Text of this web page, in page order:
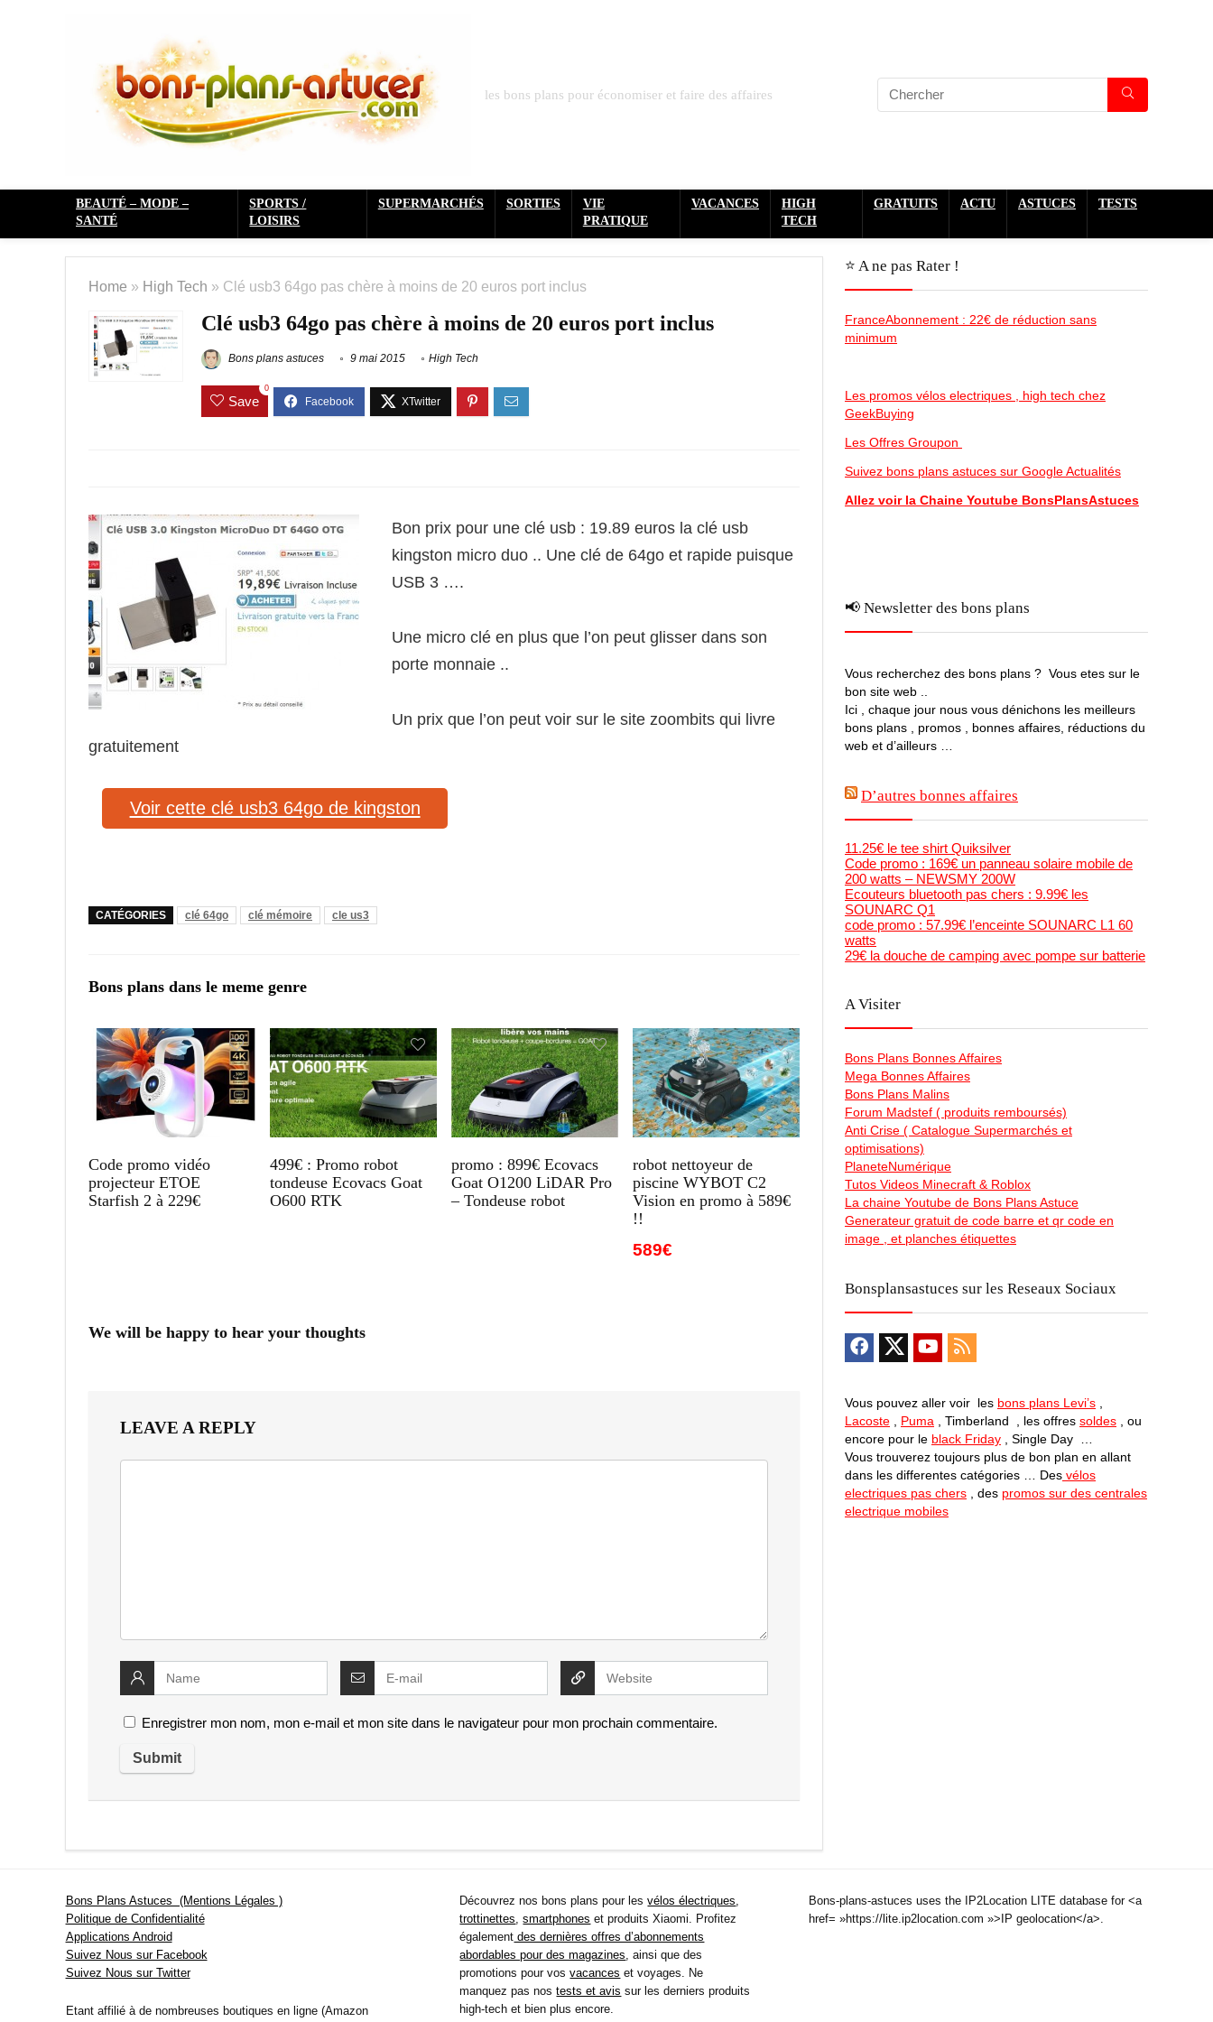
les bons plans pour économiser et faire des affaires
BEAUTÉ – MODE –
SANTÉ
SPORTS /
LOISIRS
SUPERMARCHÉS SORTIES
VIE
PRATIQUE
VACANCES
HIGH
TECH
GRATUITS ACTU ASTUCES TESTS
Home » High Tech » Clé usb3 64go pas chère à moins de 20 euros port inclus
Clé usb3 64go pas chère à moins de 20 euros port inclus
Bons plans astuces 9 mai 2015 High Tech
Save
0
Bon prix pour une clé usb : 19.89 euros la clé usb
kingston micro duo .. Une clé de 64go et rapide puisque
USB 3 ….
Une micro clé en plus que l’on peut glisser dans son
porte monnaie ..
Un prix que l’on peut voir sur le site zoombits qui livre
gratuitement
Voir cette clé usb3 64go de kingston
CATÉGORIES clé 64go clé mémoire cle us3
Bons plans dans le meme genre
Code promo vidéo
projecteur ETOE
Starfish 2 à 229€
499€ : Promo robot
tondeuse Ecovacs Goat
O600 RTK
promo : 899€ Ecovacs
Goat O1200 LiDAR Pro
– Tondeuse robot
robot nettoyeur de
piscine WYBOT C2
Vision en promo à 589€
!!
589€
We will be happy to hear your thoughts
LEAVE A REPLY
Enregistrer mon nom, mon e-mail et mon site dans le navigateur pour mon prochain commentaire.
⭐️ A ne pas Rater !
FranceAbonnement : 22€ de réduction sans
minimum
Les promos vélos electriques , high tech chez
GeekBuying
Les Offres Groupon
Suivez bons plans astuces sur Google Actualités
Allez voir la Chaine Youtube BonsPlansAstuces
📢 Newsletter des bons plans
Vous recherchez des bons plans ? Vous etes sur le
bon site web ..
Ici , chaque jour nous vous dénichons les meilleurs
bons plans , promos , bonnes affaires, réductions du
web et d’ailleurs …
D’autres bonnes affaires
11.25€ le tee shirt Quiksilver
Code promo : 169€ un panneau solaire mobile de
200 watts – NEWSMY 200W
Ecouteurs bluetooth pas chers : 9.99€ les
SOUNARC Q1
code promo : 57.99€ l’enceinte SOUNARC L1 60
watts
29€ la douche de camping avec pompe sur batterie
A Visiter
Bons Plans Bonnes Affaires
Mega Bonnes Affaires
Bons Plans Malins
Forum Madstef ( produits remboursés)
Anti Crise ( Catalogue Supermarchés et
optimisations)
PlaneteNumérique
Tutos Videos Minecraft & Roblox
La chaine Youtube de Bons Plans Astuce
Generateur gratuit de code barre et qr code en
image , et planches étiquettes
Bonsplansastuces sur les Reseaux Sociaux
Vous pouvez aller voir les bons plans Levi’s
Lacoste
Puma , Timberland , les offres soldes , ou
encore pour le black Friday , Single Day …
Vous trouverez toujours plus de bon plan en allant
dans les differentes catégories … Des vélos
electriques pas chers , des promos sur des centrales
electrique mobiles
Bons Plans Astuces (Mentions Légales )
Politique de Confidentialité
Applications Android
Suivez Nous sur Facebook
Suivez Nous sur Twitter
Etant affilié à de nombreuses boutiques en ligne (Amazon
Découvrez nos bons plans pour lesvélos électriques
trottinettes ,smartphones et produits Xiaomi. Profitez
également des dernières offres d’abonnements
abordables pour des magazines , ainsi que des
promotions pour vosvacances et voyages. Ne
manquez pas nostests et avis sur les derniers produits
high-tech et bien plus encore.
Bons-plans-astuces uses the IP2Location LITE database for <a
href= »https://lite.ip2location.com »>IP geolocation</a>.